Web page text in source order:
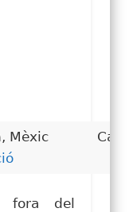
Mèxic
fora del